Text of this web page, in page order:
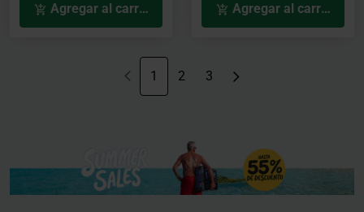
Agregar al carrito Agregar al carrito
1 2 3